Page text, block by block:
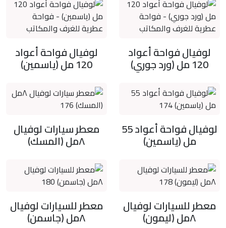
لوفيال فواحة أعواد
120 مل (ورد جوري)
لوفيال فواحة أعواد
120 مل (ياسمين)
لوفيال فواحة أعواد 55
مل (ياسمين)
معطر سيارات لوفيال
٨مل (المسك)
معطر للسيارات لوفيال
٨مل (ليمون)
معطر للسيارات لوفيال
٨مل (جاسمن)